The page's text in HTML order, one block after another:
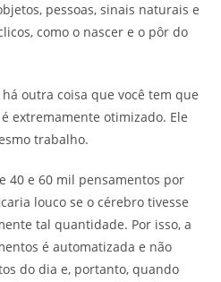
pessoas, sinais naturais e
como o nascer e o pôr do
outra coisa que você tem que
extremamente otimizado. Ele
trabalho.
40 e 60 mil pensamentos por
louco se o cérebro tivesse
tal quantidade. Por isso, a
é automatizada e não
do dia e, portanto, quando